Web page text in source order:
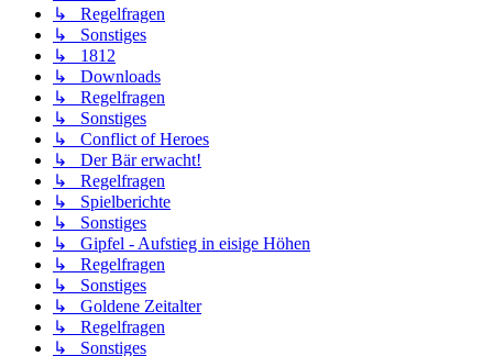
↳ Regelfragen
↳ Sonstiges
↳ 1812
↳ Downloads
↳ Regelfragen
↳ Sonstiges
↳ Conflict of Heroes
↳ Der Bär erwacht!
↳ Regelfragen
↳ Spielberichte
↳ Sonstiges
↳ Gipfel - Aufstieg in eisige Höhen
↳ Regelfragen
↳ Sonstiges
↳ Goldene Zeitalter
↳ Regelfragen
↳ Sonstiges